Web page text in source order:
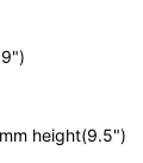
height(9.5")